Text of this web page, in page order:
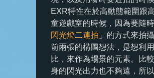
EXR特性在於高動態範圍跟
童遊戲室的時候，因為要隨
閃光燈二連拍 」的方式來拍
前兩張的構圖想法，是想利
比，來作為場景的元素。比
身的閃光出力也不夠遠，所